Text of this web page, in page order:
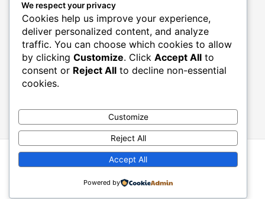
Archives
Categories
Copyright © 2026 Wijaya Sentral Internasional
We respect your privacy
Cookies help us improve your experience,
deliver personalized content, and analyze
traffic. You can choose which cookies to allow
by clicking Customize. Click Accept All to
consent or Reject All to decline non-essential
cookies.
Customize
Reject All
Accept All
Powered by